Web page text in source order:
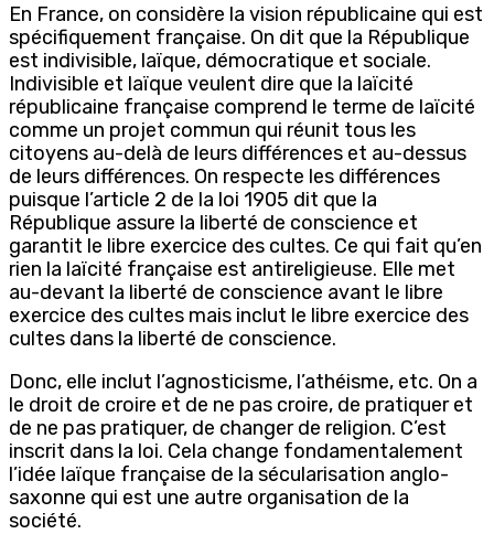
En France, on considère la vision républicaine qui est
spécifiquement française. On dit que la République
est indivisible, laïque, démocratique et sociale.
Indivisible et laïque veulent dire que la laïcité
républicaine française comprend le terme de laïcité
comme un projet commun qui réunit tous les
citoyens au-delà de leurs différences et au-dessus
de leurs différences. On respecte les différences
puisque l’article 2 de la loi 1905 dit que la
République assure la liberté de conscience et
garantit le libre exercice des cultes. Ce qui fait qu’en
rien la laïcité française est antireligieuse. Elle met
au-devant la liberté de conscience avant le libre
exercice des cultes mais inclut le libre exercice des
cultes dans la liberté de conscience.
Donc, elle inclut l’agnosticisme, l’athéisme, etc. On a
le droit de croire et de ne pas croire, de pratiquer et
de ne pas pratiquer, de changer de religion. C’est
inscrit dans la loi. Cela change fondamentalement
l’idée laïque française de la sécularisation anglo-
saxonne qui est une autre organisation de la
société.